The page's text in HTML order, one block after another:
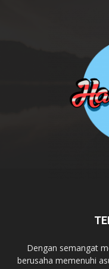
Dengan semangat
berusaha memenuhi